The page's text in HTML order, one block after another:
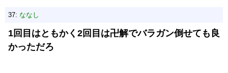
37: ななし
1回目はともかく2回目は卍解でバラガン倒せても良
かっただろ